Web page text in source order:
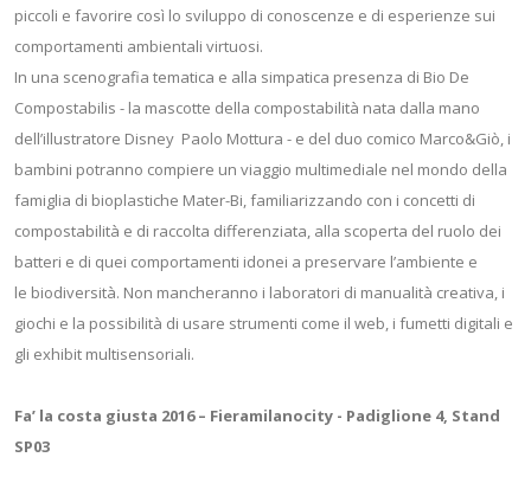
piccoli e favorire così lo sviluppo di conoscenze e di esperienze sui
comportamenti ambientali virtuosi.
In una scenografia tematica e alla simpatica presenza di Bio De
Compostabilis - la mascotte della compostabilità nata dalla mano
dell’illustratore Disney Paolo Mottura - e del duo comico Marco&Giò, i
bambini potranno compiere un viaggio multimediale nel mondo della
famiglia di bioplastiche Mater-Bi, familiarizzando con i concetti di
compostabilità e di raccolta differenziata, alla scoperta del ruolo dei
batteri e di quei comportamenti idonei a preservare l’ambiente e
le biodiversità. Non mancheranno i laboratori di manualità creativa, i
giochi e la possibilità di usare strumenti come il web, i fumetti digitali e
gli exhibit multisensoriali.
Fa’ la costa giusta 2016 – Fieramilanocity - Padiglione 4, Stand
SP03